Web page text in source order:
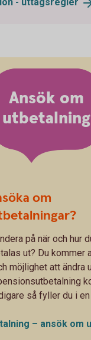
Ansök om
utbetalning
om
på när och hur
ut? Du kommer
möjlighet att ändra
så fyller du i en
– ansök om